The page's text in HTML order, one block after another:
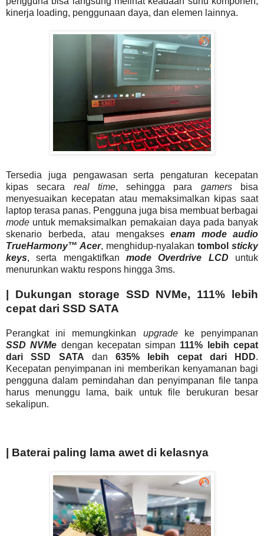
kinerja loading, penggunaan daya, dan elemen lainnya.
Tersedia juga pengawasan serta pengaturan kecepatan
kipas secara real time, sehingga para gamers
bisa
menyesuaikan kecepatan atau memaksimalkan kipas saat
laptop terasa panas. Pengguna juga bisa membuat berbagai
mode untuk memaksimalkan pemakaian daya pada banyak
skenario berbeda, atau mengakses enam mode audio
TrueHarmony™ Acer, menghidup-nyalakan tombol sticky
keys, serta mengaktifkan mode Overdrive LCD untuk
menurunkan waktu respons hingga 3ms.
| Dukungan storage SSD NVMe, 111% lebih
cepat dari SSD SATA
Perangkat ini memungkinkan upgrade
ke penyimpanan
SSD NVMe dengan kecepatan simpan 111% lebih cepat
dari SSD SATA dan 635% lebih cepat dari HDD.
Kecepatan penyimpanan ini memberikan kenyamanan bagi
pengguna dalam pemindahan dan penyimpanan file tanpa
harus menunggu lama, baik untuk file berukuran besar
sekalipun.
| Baterai paling lama awet di kelasnya